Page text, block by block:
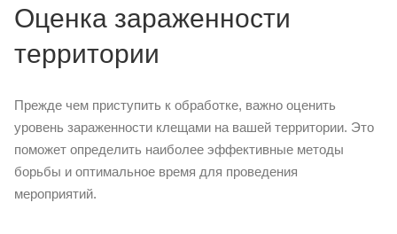
Оценка зараженности
территории
Прежде чем приступить к обработке, важно оценить
уровень зараженности клещами на вашей территории. Это
поможет определить наиболее эффективные методы
борьбы и оптимальное время для проведения
мероприятий.